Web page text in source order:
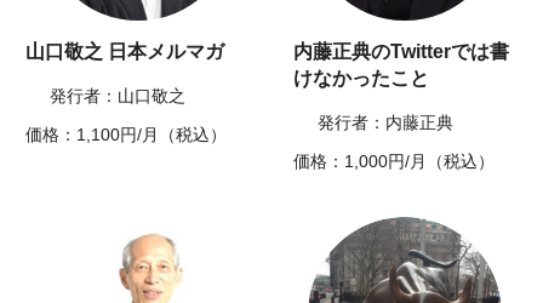
山口敬之 日本メルマガ
発行者：山口敬之
価格：1,100円/月（税込）
内藤正典のTwitterでは書
けなかったこと
発行者：内藤正典
価格：1,000円/月（税込）